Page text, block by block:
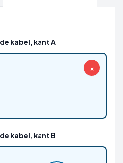
kabel, kant A
×
kabel, kant B